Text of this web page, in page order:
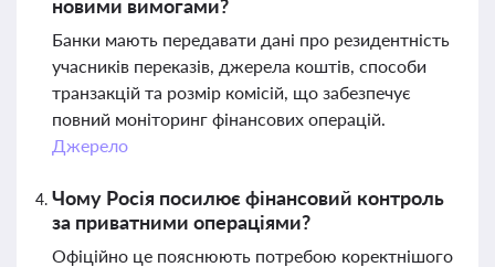
новими вимогами?
Банки мають передавати дані про резидентність
учасників переказів, джерела коштів, способи
транзакцій та розмір комісій, що забезпечує
повний моніторинг фінансових операцій.
Джерело
Чому Росія посилює фінансовий контроль
за приватними операціями?
Офіційно це пояснюють потребою коректнішого